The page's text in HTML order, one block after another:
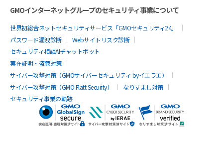
GMOインターネットグループのセキュリティ事業について
世界初総合ネットセキュリティサービス「GMOセキュリティ24」
パスワード漏洩診断
Webサイトリスク診断
セキュリティ相談AIチャットボット
実在証明・盗聴対策
サイバー攻撃対策（GMOサイバーセキュリティ byイエラエ）
サイバー攻撃対策（GMO Flatt Security）
なりすまし対策
セキュリティ事業の軌跡